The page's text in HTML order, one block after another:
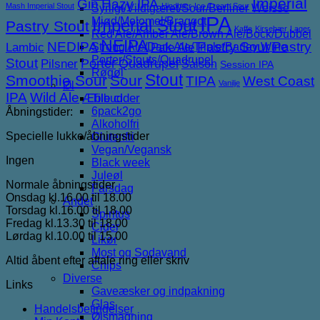
Syrligt/Vildtgæret/Sour/Berliner Weisse
Mjød/Melomel/Braggot
Red Ale/Amber Ale/Brown Ale/Bock/Dubbel
Strong Ale/Dark Ale/Triple/Barley Wine
Porter/Stouts/Quadrupel
Røgøl
Øl
Tilbud
6pack2go
Alkoholfri
Glutenfri
Vegan/Vegansk
Black week
Juleøl
Farsdag
Andet
Spiritus
Cider
Likør
Most og Sodavand
Chips
Diverse
Gaveæsker og indpakning
Glas
Ølsmagning
Mash Imperial Stout GinHazy IPA Hindbær Ice Cream Sour
Pastry StoutImperial StoutIPA Kaffe Kirsebær Lager
Lambic NEDIPANEIPA Pale Ale Pastry SourPastry
Stout Pilsner Porter Quadrupel Saison Session IPA
Smoothie SourSour StoutTIPA Vanilje West Coast
IPA Wild Ale Æble cider
Åbningstider:
Specielle lukke/åbningstider
Ingen
Normale åbningstider
Onsdag kl.16.00 til 18.00
Torsdag kl.16.00 til 18.00
Fredag kl.13.30 til 18.00
Lørdag kl.10.00 til 15.00
Altid åbent efter aftale ring eller skriv
Links
Handelsbetingelser